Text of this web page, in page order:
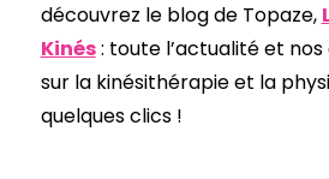
découvrez le blog de Topaze,
Kinés: toute l’actualité et nos
sur la kinésithérapie et la
quelques clics !